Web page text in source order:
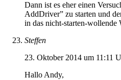
Dann ist es eher einen
AddDriver” zu starten und
in das nicht-starten-wollende
Steffen
23. Oktober 2014 um 11:11
Hallo Andy,